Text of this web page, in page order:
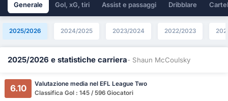
Generale Gol, xG, tiri Assist e passaggi Dribblare
2025/2026 2024/2025 2023/2024 2022/2023
2025/2026 e statistiche carriera- Shaun McCoulsky
6.10
Valutazione media nel EFL League Two
Classifica Gol : 145 / 596 Giocatori